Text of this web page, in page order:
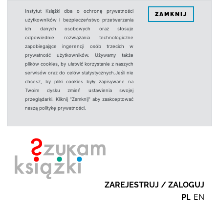
Instytut Książki dba o ochronę prywatności
użytkowników i bezpieczeństwo przetwarzania
ich danych osobowych oraz stosuje
odpowiednie rozwiązania technologiczne
zapobiegające ingerencji osób trzecich w
prywatność użytkowników. Używamy także
plików cookies, by ułatwić korzystanie z naszych
serwisów oraz do celów statystycznych.Jeśli nie
chcesz, by pliki cookies były zapisywane na
Twoim dysku zmień ustawienia swojej
przeglądarki. Kliknij "Zamknij" aby zaakceptować
naszą politykę prywatności.
ZAMKNIJ
ZAREJESTRUJ / ZALOGUJ
PL EN